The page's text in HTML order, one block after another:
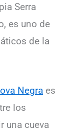
Serra
es uno de
de la
Negra es
los
una cueva